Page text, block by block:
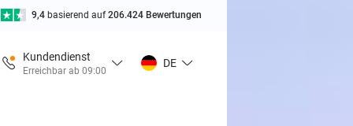
9,4 basierend auf206.424 Bewertungen
Kundendienst
Erreichbar ab 09:00
DE